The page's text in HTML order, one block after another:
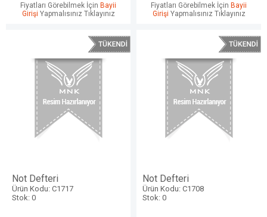
Fiyatları Görebilmek İçin Bayii
Girişi Yapmalısınız Tıklayınız
Fiyatları Görebilmek İçin Bayii
Girişi Yapmalısınız Tıklayınız
Not Defteri
Ürün Kodu: C1717
Stok: 0
Not Defteri
Ürün Kodu: C1708
Stok: 0